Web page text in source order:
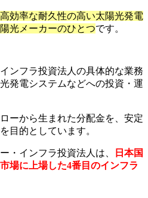
効率な耐久性の高い太陽光発電
光メーカーのひとつです。
ンフラ投資法人の具体的な業務
発電システムなどへの投資・運
ーから生まれた分配金を、安定
目的としています。
・インフラ投資法人は、
日本国
場に上場した4番目のインフラ